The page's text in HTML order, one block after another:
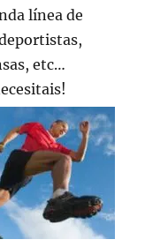
línea de
etc…